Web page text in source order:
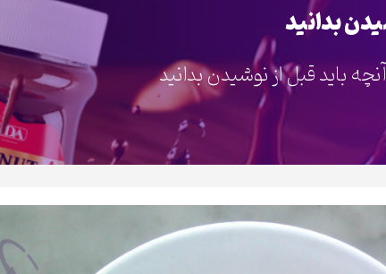
بدانید
باید قبل از نوشیدن بدانید